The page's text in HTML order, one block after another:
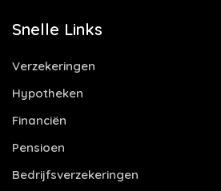
Snelle Links
Verzekeringen
Hypotheken
Financiën
Pensioen
Bedrijfsverzekeringen